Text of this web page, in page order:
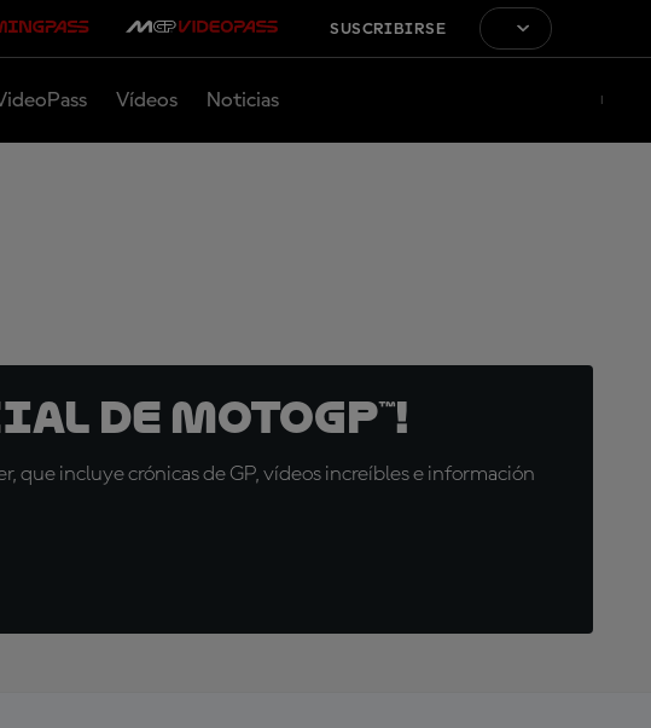
SUSCRIBIRSE
Vídeos Noticias
de MotoGP™!
que incluye crónicas de GP, vídeos increíbles e información